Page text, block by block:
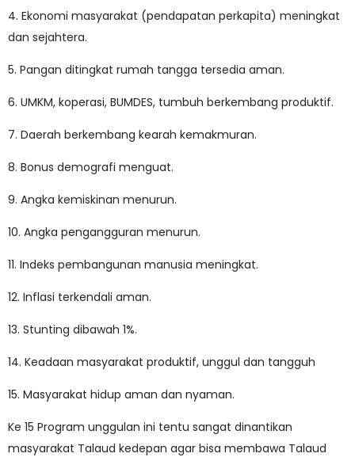
4. Ekonomi masyarakat (pendapatan perkapita) meningkat
dan sejahtera.
5. Pangan ditingkat rumah tangga tersedia aman.
6. UMKM, koperasi, BUMDES, tumbuh berkembang produktif.
7. Daerah berkembang kearah kemakmuran.
8. Bonus demografi menguat.
9. Angka kemiskinan menurun.
10. Angka pengangguran menurun.
11. Indeks pembangunan manusia meningkat.
12. Inflasi terkendali aman.
13. Stunting dibawah 1%.
14. Keadaan masyarakat produktif, unggul dan tangguh
15. Masyarakat hidup aman dan nyaman.
Ke 15 Program unggulan ini tentu sangat dinantikan
masyarakat Talaud kedepan agar bisa membawa Talaud